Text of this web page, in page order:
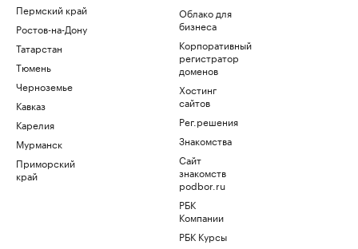
Пермский край
Ростов-на-Дону
Татарстан
Тюмень
Черноземье
Кавказ
Карелия
Мурманск
Приморский
край
Облако для
бизнеса
Корпоративный
регистратор
доменов
Хостинг
сайтов
Рег.решения
Знакомства
Сайт
знакомств
podbor.ru
РБК
Компании
РБК Курсы